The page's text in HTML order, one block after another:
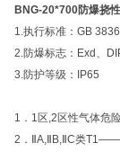
BNG-20*700防爆挠
1.执行标准：GB
2.防爆标志：Exd、
3.防护等级：IP65
1．1区,2区性气体危
2．ⅡA,ⅡB,ⅡC类